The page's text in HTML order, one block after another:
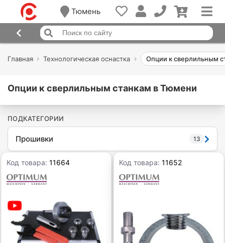
Тюмень
Главная Технологическая оснастка Опции к сверлильным
Опции к сверлильным станкам в Тюмени
ПОДКАТЕГОРИИ
Прошивки 13
Код товара:11664 Код товара:11652